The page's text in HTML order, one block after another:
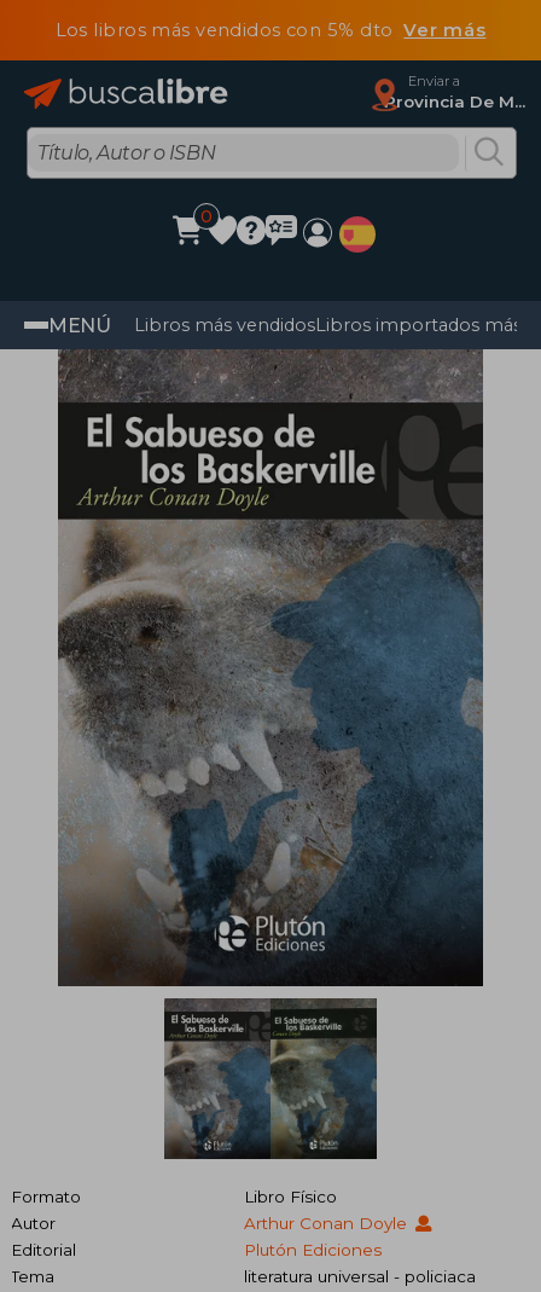
Los libros más vendidos con 5% dtoVer más
Enviar a
Provincia De Madrid
0
MENÚ Libros más vendidosLibros importados más
Formato
Libro Físico
Autor
Arthur Conan Doyle
Editorial
Plutón Ediciones
Tema
literatura universal - policiaca